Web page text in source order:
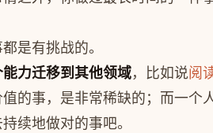
是有挑战的。
力迁移到其他领域，比如说阅
的事，是非常稀缺的；而一个
续地做对的事吧。